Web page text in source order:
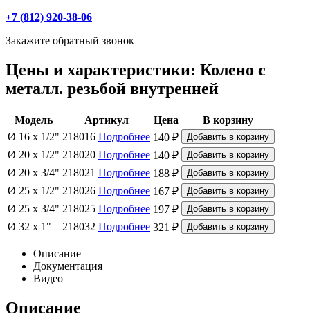
+7 (812) 920-38-06
Закажите обратный звонок
Цены и характеристики: Колено с
металл. резьбой внутренней
Модель Артикул Цена
В корзину
Ø 16 x 1/2" 218016 Подробнее 140 ₽
Ø 20 x 1/2" 218020 Подробнее 140 ₽
Ø 20 x 3/4" 218021 Подробнее 188 ₽
Ø 25 x 1/2" 218026 Подробнее 167 ₽
Ø 25 x 3/4" 218025 Подробнее 197 ₽
Ø 32 x 1"
218032 Подробнее 321 ₽
Описание
Документация
Видео
Описание